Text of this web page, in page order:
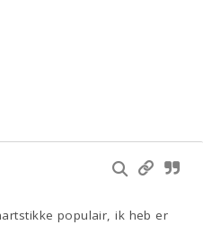
populair, ik heb er